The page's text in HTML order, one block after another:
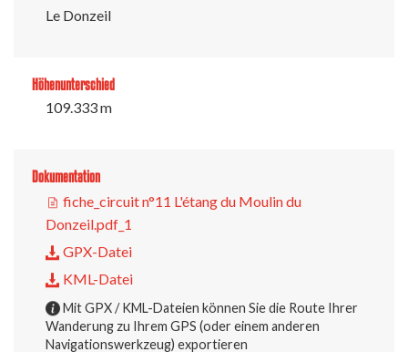
Le Donzeil
Höhenunterschied
109.333 m
Dokumentation
fiche_circuit n°11 L'étang du Moulin du
Donzeil.pdf_1
GPX-Datei
KML-Datei
Mit GPX / KML-Dateien können Sie die Route Ihrer
Wanderung zu Ihrem GPS (oder einem anderen
Navigationswerkzeug) exportieren